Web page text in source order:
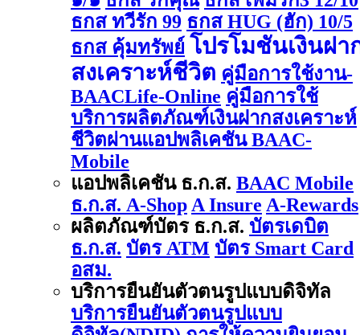
ธกส ทวีรัก 99 ธกส HUG (ฮัก) 10/5
ธกส คุ้มทรัพย์ โปรโมชันเงินฝา
สงเคราะห์ชีวิต คู่มือการใช้งาน-
BAACLife-Online คู่มือการใช้
บริการผลิตภัณฑ์เงินฝากสงเคราะห์
ชีวิตผ่านแอปพลิเคชัน BAAC-
Mobile
แอปพลิเคชัน ธ.ก.ส. BAAC Mobile
ธ.ก.ส. A-Shop A Insure A-Rewards
ผลิตภัณฑ์บัตร ธ.ก.ส. บัตรเดบิต
ธ.ก.ส. บัตร ATM บัตร Smart Card
อสม.
บริการยืนยันตัวตนรูปแบบดิจิทัล
บริการยืนยันตัวตนรูปแบบ